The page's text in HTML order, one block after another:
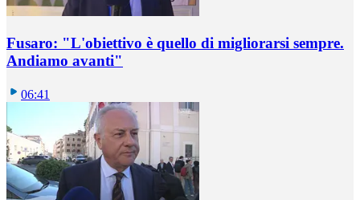
Fusaro: "L'obiettivo è quello di migliorarsi sempre.
Andiamo avanti"
06:41